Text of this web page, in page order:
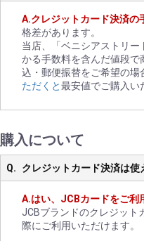
クレジットカード決済の
格差があります。
当店、「ベニシアストリ
かる手数料を含んだ値段で
込・郵便振替をご希望の場
ただくと最安値でご購入い
購入について
クレジットカード決済は使
はい、JCBカードをご利
JCBブランドのクレジット
際にご利用いただけます。